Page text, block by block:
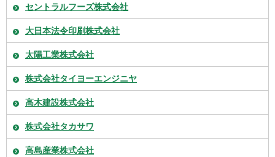
セントラルフーズ株式会社
大日本法令印刷株式会社
太陽工業株式会社
株式会社タイヨーエンジニヤ
高木建設株式会社
株式会社タカサワ
高島産業株式会社